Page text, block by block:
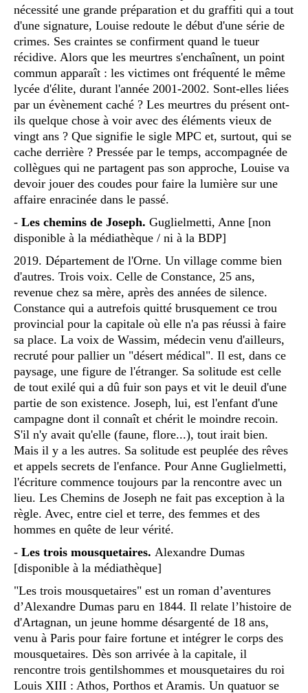
nécessité une grande préparation et du graffiti qui a tout
d'une signature, Louise redoute le début d'une série de
crimes. Ses craintes se confirment quand le tueur
récidive. Alors que les meurtres s'enchaînent, un point
commun apparaît : les victimes ont fréquenté le même
lycée d'élite, durant l'année 2001-2002. Sont-elles liées
par un évènement caché ? Les meurtres du présent ont-
ils quelque chose à voir avec des éléments vieux de
vingt ans ? Que signifie le sigle MPC et, surtout, qui se
cache derrière ? Pressée par le temps, accompagnée de
collègues qui ne partagent pas son approche, Louise va
devoir jouer des coudes pour faire la lumière sur une
affaire enracinée dans le passé.
- Les chemins de Joseph. Guglielmetti, Anne [non
disponible à la médiathèque / ni à la BDP]
2019. Département de l'Orne. Un village comme bien
d'autres. Trois voix. Celle de Constance, 25 ans,
revenue chez sa mère, après des années de silence.
Constance qui a autrefois quitté brusquement ce trou
provincial pour la capitale où elle n'a pas réussi à faire
sa place. La voix de Wassim, médecin venu d'ailleurs,
recruté pour pallier un "désert médical". Il est, dans ce
paysage, une figure de l'étranger. Sa solitude est celle
de tout exilé qui a dû fuir son pays et vit le deuil d'une
partie de son existence. Joseph, lui, est l'enfant d'une
campagne dont il connaît et chérit le moindre recoin.
S'il n'y avait qu'elle (faune, flore...), tout irait bien.
Mais il y a les autres. Sa solitude est peuplée des rêves
et appels secrets de l'enfance. Pour Anne Guglielmetti,
l'écriture commence toujours par la rencontre avec un
lieu. Les Chemins de Joseph ne fait pas exception à la
règle. Avec, entre ciel et terre, des femmes et des
hommes en quête de leur vérité.
- Les trois mousquetaires. Alexandre Dumas
[disponible à la médiathèque]
"Les trois mousquetaires" est un roman d’aventures
d’Alexandre Dumas paru en 1844. Il relate l’histoire de
d'Artagnan, un jeune homme désargenté de 18 ans,
venu à Paris pour faire fortune et intégrer le corps des
mousquetaires. Dès son arrivée à la capitale, il
rencontre trois gentilshommes et mousquetaires du roi
Louis XIII : Athos, Porthos et Aramis. Un quatuor se